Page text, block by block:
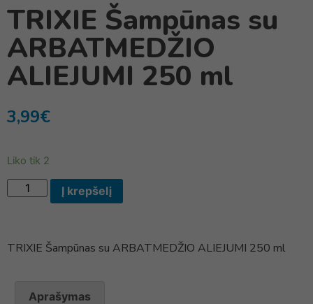
TRIXIE Šampūnas su
ARBATMEDŽIO
ALIEJUMI 250 ml
3,99€
Liko tik 2
Į krepšelį
TRIXIE Šampūnas su ARBATMEDŽIO ALIEJUMI 250 ml
Aprašymas